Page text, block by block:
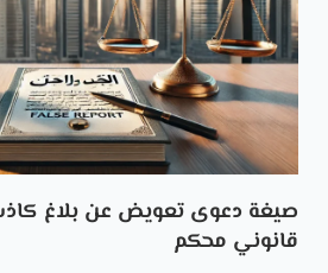
صيغة دعوى تعويض عن بلاغ
قانوني محكم